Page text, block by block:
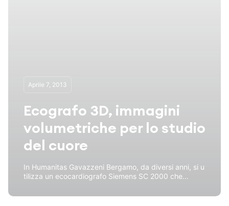
Aprile 7, 2013
Ecografo 3D, immagini
volumetriche per lo studio
del cuore
In Humanitas Gavazzeni Bergamo, da diversi anni, si u
tilizza un ecocardiografo Siemens SC 2000 che...